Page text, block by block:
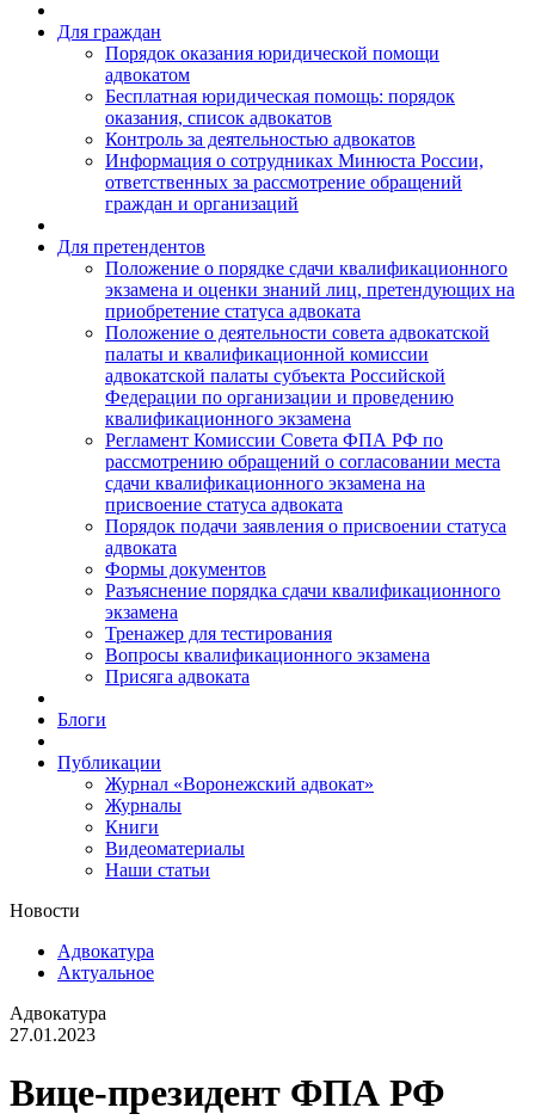
Для граждан
Порядок оказания юридической помощи
адвокатом
Бесплатная юридическая помощь: порядок
оказания, список адвокатов
Контроль за деятельностью адвокатов
Информация о сотрудниках Минюста России,
ответственных за рассмотрение обращений
граждан и организаций
Для претендентов
Положение о порядке сдачи квалификационного
экзамена и оценки знаний лиц, претендующих на
приобретение статуса адвоката
Положение о деятельности совета адвокатской
палаты и квалификационной комиссии
адвокатской палаты субъекта Российской
Федерации по организации и проведению
квалификационного экзамена
Регламент Комиссии Совета ФПА РФ по
рассмотрению обращений о согласовании места
сдачи квалификационного экзамена на
присвоение статуса адвоката
Порядок подачи заявления о присвоении статуса
адвоката
Формы документов
Разъяснение порядка сдачи квалификационного
экзамена
Тренажер для тестирования
Вопросы квалификационного экзамена
Присяга адвоката
Блоги
Публикации
Журнал «Воронежский адвокат»
Журналы
Книги
Видеоматериалы
Наши статьи
Новости
Адвокатура
Актуальное
Адвокатура
27.01.2023
Вице-президент ФПА РФ